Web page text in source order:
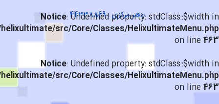
Notice: Undefined property: stdClass::$width in
src/Core/Classes/HelixultimateMenu.php
on line463
Notice: Undefined property: stdClass::$width in
src/Core/Classes/HelixultimateMenu.php
on line463
دفتر مرکزی : 44338869